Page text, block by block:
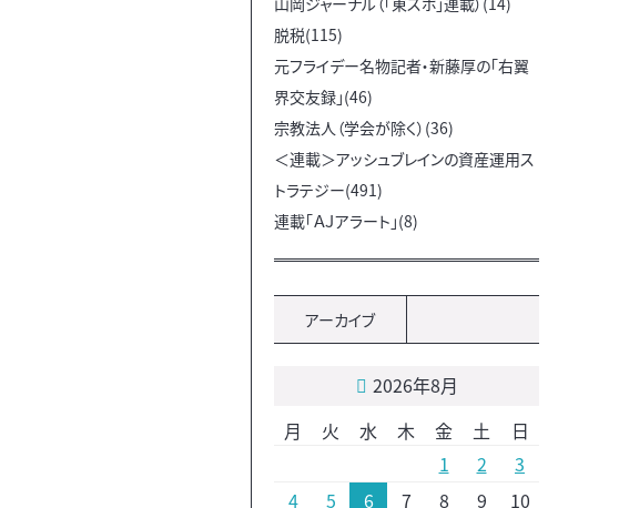
脱税(115)
元フライデー名物記者・新藤厚の「右翼
界交友録」(46)
宗教法人（学会が除く）(36)
＜連載＞アッシュブレインの資産運用ス
トラテジー(491)
連載「ＡＪアラート」(8)
アーカイブ
2026年8月
月
火 水 木 金 土
日
1
2
3
4
5 6 7 8 9 10